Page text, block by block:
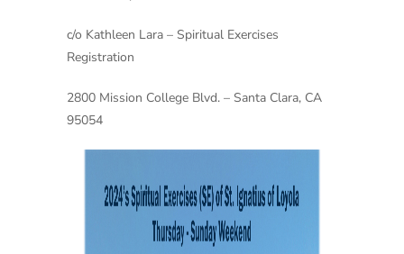
c/o Kathleen Lara – Spiritual Exercises
Registration
2800 Mission College Blvd. – Santa Clara, CA
95054